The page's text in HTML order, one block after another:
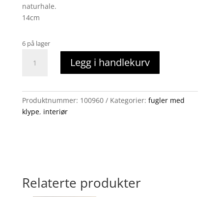
naturhale.
14cm
6 på lager
med
antall
Legg i handlekurv
Produktnummer: 100960 Kategorier: fugler med
klype, interiør
Relaterte produkter